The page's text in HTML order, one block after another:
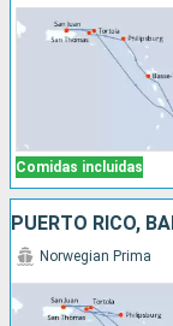
Comidas incluidas
Norwegian Prima